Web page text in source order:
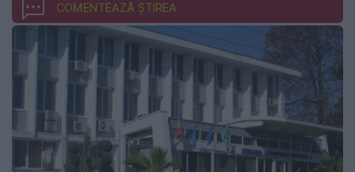
COMENTEAZĂ ȘTIREA